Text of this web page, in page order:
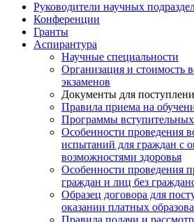
Руководители научных
Конференции
Гранты
Аспирантура
Научные специальности
Организация и стоимость
экзаменов
Документы для
Правила приема на
Программы
Особенности проведения
испытаний для граждан с
возможностями здоровья
Особенности проведения
граждан и лиц без
Образец договора для
оказании платных
Правила подачи и